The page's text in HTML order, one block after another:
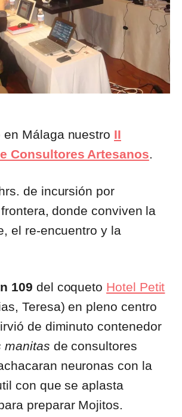
Málaga nuestro II
Consultores Artesanos.
de incursión por
donde conviven la
el re-encuentro y la
109 del coqueto Hotel Petit
Teresa) en pleno centro
de diminuto contenedor
manitas de consultores
neuronas con la
con que se aplasta
preparar Mojitos.